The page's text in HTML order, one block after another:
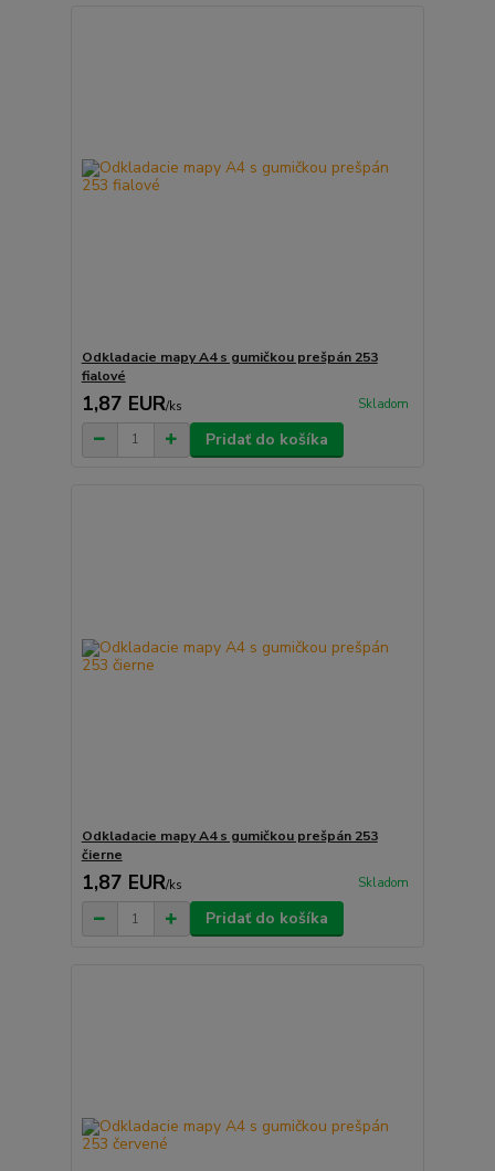
Odkladacie mapy A4 s gumičkou prešpán 253
fialové
1,87 EUR/ks Skladom
Pridať do košíka
Odkladacie mapy A4 s gumičkou prešpán 253
čierne
1,87 EUR/ks Skladom
Pridať do košíka